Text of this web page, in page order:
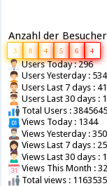
Anzahl der Besucher
3 8 4 5 6 4
Users Today : 296
Users Yesterday : 534
Users Last 7 days :
Users Last 30 days :
Total Users : 3845645
Views Today : 1344
Views Yesterday :
Views Last 7 days :
Views Last 30 days :
Views This Month :
Total views :